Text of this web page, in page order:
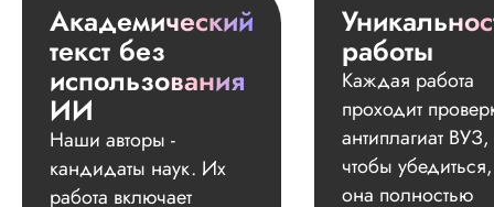
Академический
текст без
использования
ИИ
Наши авторы -
кандидаты наук. Их
работа включает
работы
Каждая работа
проходит
антиплагиат ВУЗ,
чтобы
она полностью